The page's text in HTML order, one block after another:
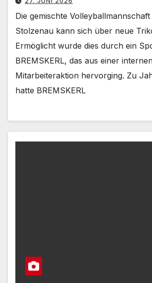
Die gemischte Volleyballmannschaft
Stolzenau kann sich über neue
Ermöglicht wurde dies durch ein
BREMSKERL, das aus einer
Mitarbeiteraktion hervorging. Zu
hatte BREMSKERL